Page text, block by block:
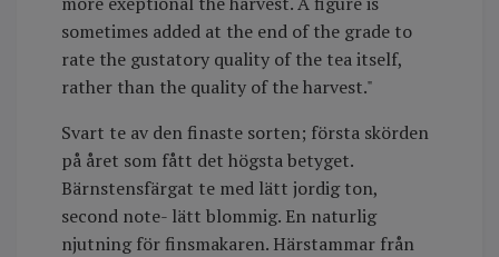
sometimes added at the end of the grade to
rate the gustatory quality of the tea itself,
rather than the quality of the harvest."
Svart te av den finaste sorten; första skörden
på året som fått det högsta betyget.
Bärnstensfärgat te med lätt jordig ton,
second note- lätt blommig. En naturlig
njutning för finsmakaren. Härstammar från